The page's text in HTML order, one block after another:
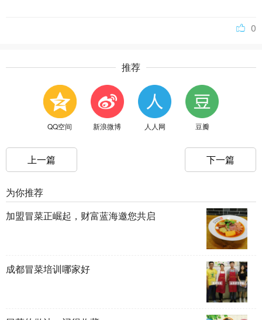
0
推荐
QQ空间 新浪微博 人人网 豆瓣
上一篇 下一篇
为你推荐
加盟冒菜正崛起，财富蓝海邀您共启
成都冒菜培训哪家好